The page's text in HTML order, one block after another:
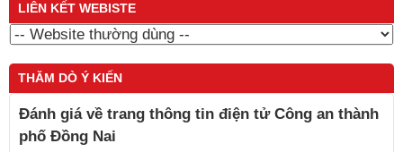
LIÊN KẾT WEBISTE
THĂM DÒ Ý KIẾN
Đánh giá về trang thông tin điện tử Công an thành
phố Đồng Nai